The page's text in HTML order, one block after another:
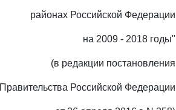
районах Российской Федерации
на 2009 - 2018 годы"
(в редакции постановления
Правительства Российской Федерации